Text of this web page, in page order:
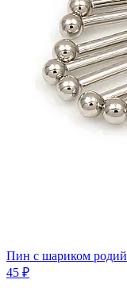
Пин с шариком родий
45 ₽